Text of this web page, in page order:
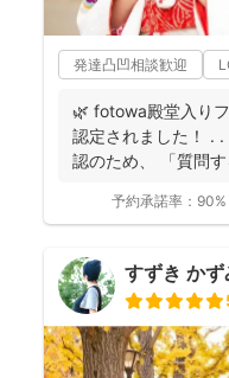
発達凸凹相談歓迎
🌿 fotowa殿堂入り
認定されました！ .
認のため、 「質問
予約承諾率： 90%
すずき かず